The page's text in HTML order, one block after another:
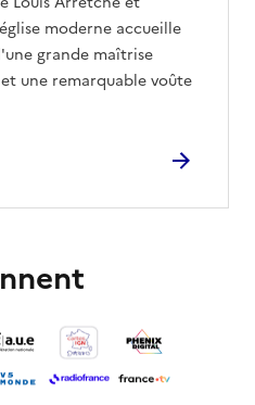
moderne accueille
grande maîtrise
une remarquable voûte